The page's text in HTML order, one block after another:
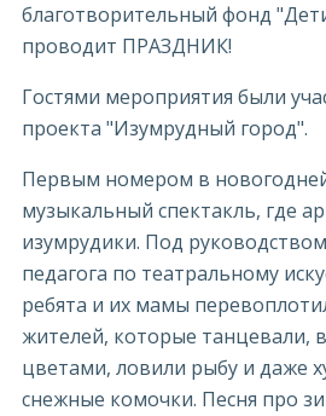
благотворительный фонд
проводит ПРАЗДНИК!
Гостями мероприятия были
проекта "Изумрудный город".
Первым номером в
музыкальный спектакль, где
изумрудики. Под
педагога по театральному
ребята и их мамы
жителей, которые танцевали,
цветами, ловили рыбу и даже
снежные комочки. Песня про